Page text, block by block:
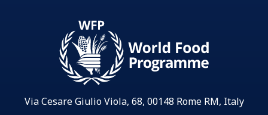
Via Cesare Giulio Viola, 68, 00148 Rome RM, Italy